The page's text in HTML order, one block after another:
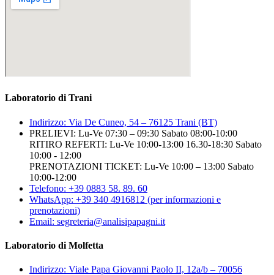
Laboratorio di Trani
Indirizzo: Via De Cuneo, 54 – 76125 Trani (BT)
PRELIEVI: Lu-Ve 07:30 – 09:30 Sabato 08:00-10:00
RITIRO REFERTI: Lu-Ve 10:00-13:00 16.30-18:30 Sabato
10:00 - 12:00
PRENOTAZIONI TICKET: Lu-Ve 10:00 – 13:00 Sabato
10:00-12:00
Telefono: +39 0883 58. 89. 60
WhatsApp: +39 340 4916812 (per informazioni e
prenotazioni)
Email: segreteria@analisipapagni.it
Laboratorio di Molfetta
Indirizzo: Viale Papa Giovanni Paolo II, 12a/b – 70056